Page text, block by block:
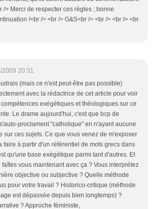
/> Merci de respecter ces règles ; bonne
!<br /> <br /> G&S<br /> <br /> <br /> <br
2009 20:31
(mais ce n'est peut-être pas possible)
avec la rédactrice de cet article pour voir
exégétiques et théologiques sur ce
Le drame aujourd'hui, c'est que bcp de
proclament "catholique" en n'ayant aucune
sur ces sujets. Ce que vous venez de m'exposer
faire à partir d'un référentiel de mots grecs dans
qu'une base exégétique parmi tant d'autres. Et
faîtes vous maintenant avec ça ? Vous interprétez
objective ou subjective ? Quelle méthode
pour votre travail ? Historico-critique (méthode
est dépassée depuis bien longtemps) ?
? Approche féministe,